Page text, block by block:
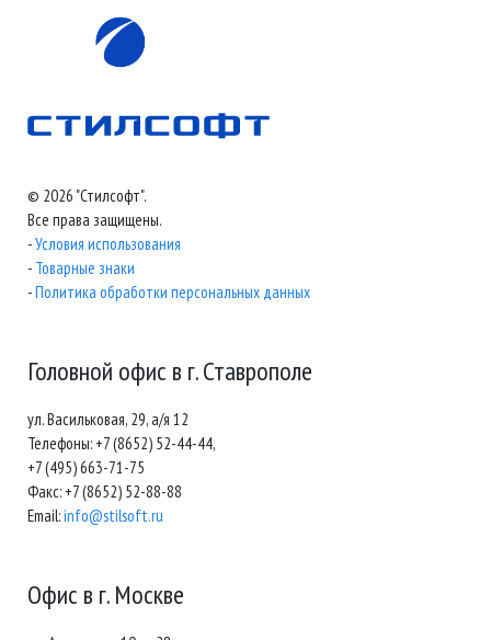
© 2026 "Стилсофт".
Все права защищены.
-Условия использования
- Товарные знаки
-Политика обработки персональных данных
Головной офис в г. Ставрополе
ул. Васильковая, 29, а/я 12
Телефоны: +7 (8652) 52-44-44,
+7 (495) 663-71-75
Факс: +7 (8652) 52-88-88
Email:info@stilsoft.ru
Офис в г. Москве